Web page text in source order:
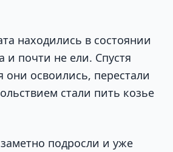
находились в состоянии
и почти не ели. Спустя
они освоились, перестали
стали пить козье
подросли и уже